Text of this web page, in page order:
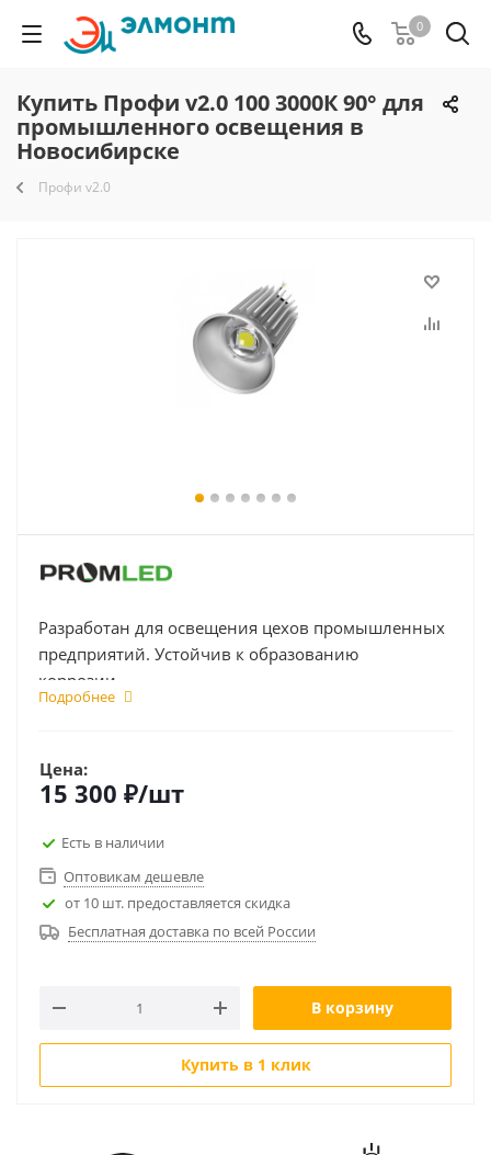
0
Купить Профи v2.0 100 3000К 90° для
промышленного освещения в
Новосибирске
Профи v2.0
Разработан для освещения цехов промышленных
предприятий. Устойчив к образованию
коррозии...
Подробнее
Цена:
15 300 ₽/шт
Есть в наличии
Оптовикам дешевле
от 10 шт. предоставляется скидка
Бесплатная доставка по всей России
В корзину
Купить в 1 клик